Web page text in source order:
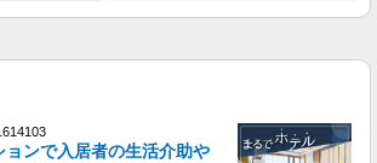
収1.2万円〜可★「とにかく収入重視!」が叶
大垣市
ンで入居者の生活介助や